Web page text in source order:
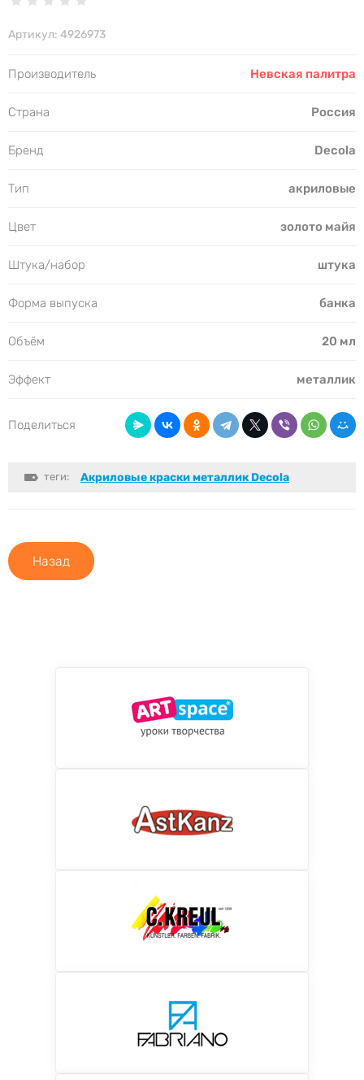
Артикул: 4926973
Производитель Невская палитра
Страна Россия
Бренд Decola
Тип акриловые
Цвет золото майя
Штука/набор штука
Форма выпуска банка
Объём 20 мл
Эффект металлик
Поделиться
теги: Акриловые краски металлик Decola
Назад